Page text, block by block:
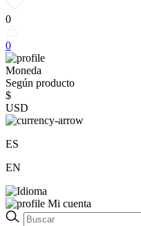
0
0
Moneda
Según producto
$
USD
ES
EN
Mi cuenta